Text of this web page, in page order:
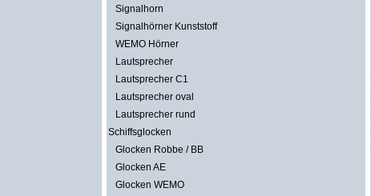
Signalhorn
Signalhörner Kunststoff
WEMO Hörner
Lautsprecher
Lautsprecher C1
Lautsprecher oval
Lautsprecher rund
Schiffsglocken
Glocken Robbe / BB
Glocken AE
Glocken WEMO